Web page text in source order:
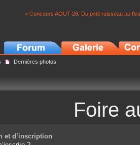
> Concours AOUT 26: Du petit ruisseau au
Dernières photos
Foire
et d’inscription